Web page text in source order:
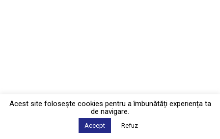
Acest site foloseşte cookies pentru a îmbunătăți experiența ta
de navigare.
Accept Refuz